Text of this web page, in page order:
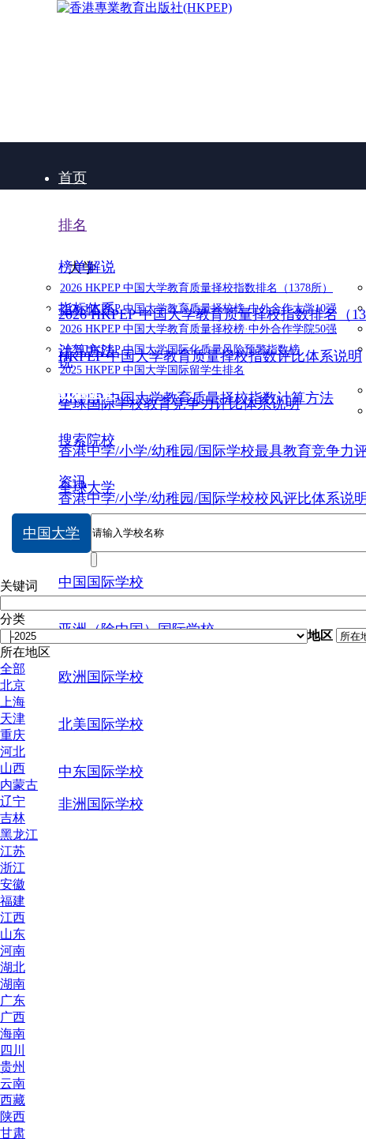
首页
排名
大学
2026 HKPEP 中国大学教育质量择校指数排名（1378所）
2026 HKPEP 中国大学教育质量择校榜·中外合作大学10强
2026 HKPEP 中国大学教育质量择校榜·中外合作学院50强
2025 HKPEP 中国大学国际化质量风险预警指数榜
2025 HKPEP 中国大学国际留学生排名
榜单解说
2026 HKPEP 中国大学教育质量择校指数排名（
说
指标体系
HKPEP 中国大学教育质量择校指数评比体系说明
全球国际学校教育竞争力评比体系说明
香港中学/小学/幼稚园/国际学校最具教育竞争力
香港中学/小学/幼稚园/国际学校校风评比体系说明
计算方法
HKPEP 中国大学教育质量择校指数计算方法
数据提交
搜索院校
全球大学
中国大学
中国国际学校
亚洲（除中国）国际学校
欧洲国际学校
北美国际学校
中东国际学校
非洲国际学校
资讯
中国大学
关键词
分类
地区
所在地区
全部
北京
上海
天津
重庆
河北
山西
内蒙古
辽宁
吉林
黑龙江
江苏
浙江
安徽
福建
江西
山东
河南
湖北
湖南
广东
广西
海南
四川
贵州
云南
西藏
陕西
甘肃